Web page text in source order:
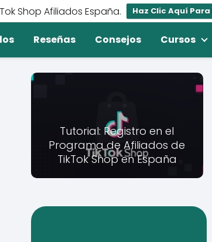
Shop Afiliados España. Haz Clic Aquí
Reseñas Consejos Cursos
Tutorial: Registro en el
Programa de Afiliados de
TikTok Shop en España